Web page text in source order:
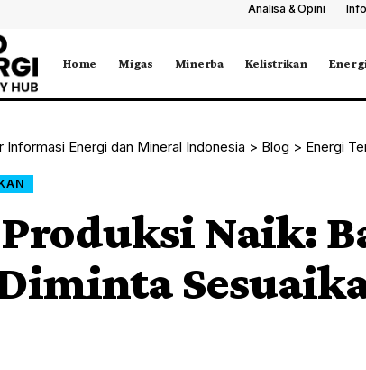
Analisa & Opini
Home Migas Minerba Kelistrikan
Informasi Energi dan Mineral Indonesia > Blog > Energi
Naik: